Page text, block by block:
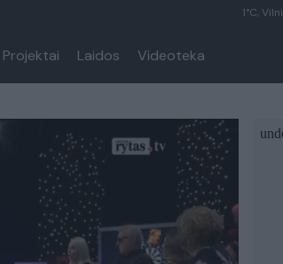
1°C,
Projektai Laidos Videoteka